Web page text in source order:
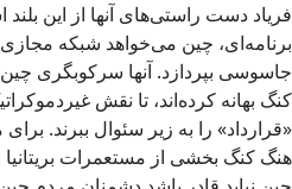
فریاد دست راستی‌های آنها از این
برنامه‌ای، چین می‌خواهد شبکه
جاسوسی بپردازد. آنها سرکوبگری
کنگ بهانه کرده‌اند، تا نقش
«قرارداد» را به زیر سئوال ببرند.
هنگ کنگ بخشی از مستعمرات